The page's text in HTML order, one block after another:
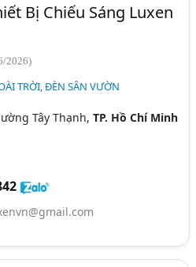
Bị Chiếu Sáng Luxen
2026)
TRỜI, ĐÈN SÂN VƯỜN
Tây Thạnh,TP. Hồ Chí Minh